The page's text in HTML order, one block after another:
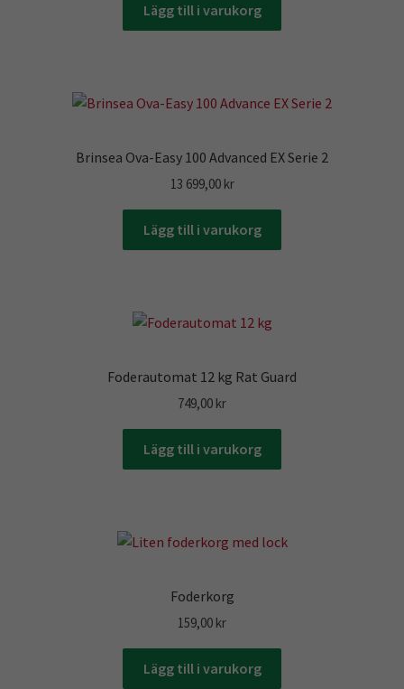
Lägg till i varukorg
Brinsea Ova-Easy 100 Advanced EX Serie 2
13 699,00 kr
Lägg till i varukorg
Foderautomat 12 kg Rat Guard
749,00 kr
Lägg till i varukorg
Foderkorg
159,00 kr
Lägg till i varukorg